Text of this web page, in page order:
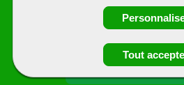
Candidature
Tout
Tous droits réservés ©